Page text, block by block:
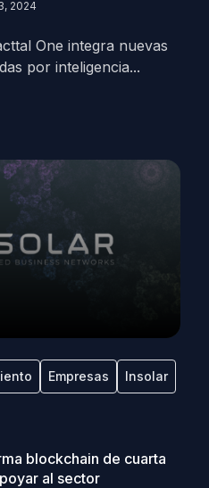
2024
One integra nuevas
por inteligencia...
Empresas Insolar
blockchain de cuarta
al sector